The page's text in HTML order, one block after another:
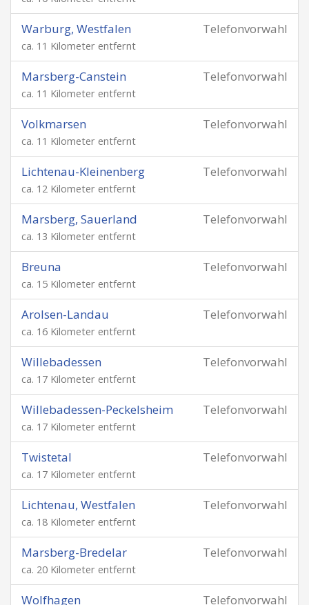
Telefonvorwahl
Warburg, Westfalen
ca. 11 Kilometer entfernt
Telefonvorwahl
Marsberg-Canstein
ca. 11 Kilometer entfernt
Telefonvorwahl
Volkmarsen
ca. 11 Kilometer entfernt
Telefonvorwahl
Lichtenau-Kleinenberg
ca. 12 Kilometer entfernt
Telefonvorwahl
Marsberg, Sauerland
ca. 13 Kilometer entfernt
Telefonvorwahl
Breuna
ca. 15 Kilometer entfernt
Telefonvorwahl
Arolsen-Landau
ca. 16 Kilometer entfernt
Telefonvorwahl
Willebadessen
ca. 17 Kilometer entfernt
Telefonvorwahl
Willebadessen-Peckelsheim
ca. 17 Kilometer entfernt
Telefonvorwahl
Twistetal
ca. 17 Kilometer entfernt
Telefonvorwahl
Lichtenau, Westfalen
ca. 18 Kilometer entfernt
Telefonvorwahl
Marsberg-Bredelar
ca. 20 Kilometer entfernt
Telefonvorwahl
Wolfhagen